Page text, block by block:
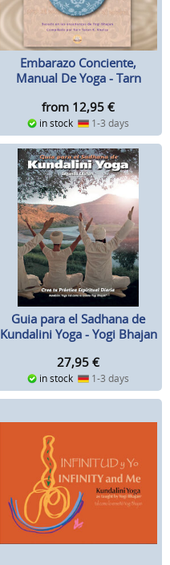
Embarazo Conciente,
Manual De Yoga - Tarn
from 12,95 €
in stock 1-3 days
Guia para el Sadhana de
Kundalini Yoga - Yogi Bhajan
27,95 €
in stock 1-3 days